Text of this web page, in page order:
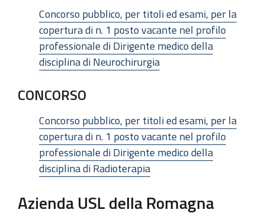
Concorso pubblico, per titoli ed esami, per la
copertura di n. 1 posto vacante nel profilo
professionale di Dirigente medico della
disciplina di Neurochirurgia
CONCORSO
Concorso pubblico, per titoli ed esami, per la
copertura di n. 1 posto vacante nel profilo
professionale di Dirigente medico della
disciplina di Radioterapia
Azienda USL della Romagna